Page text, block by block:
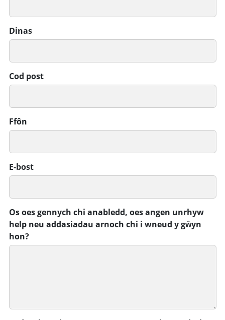
Dinas
Cod post
Ffôn
E-bost
Os oes gennych chi anabledd, oes angen unrhyw
help neu addasiadau arnoch chi i wneud y gŵyn
hon?